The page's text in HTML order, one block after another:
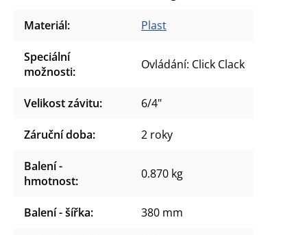
Materiál: Plast
Speciální
možnosti: Ovládání: Click Clack
Velikost závitu: 6/4"
Záruční doba: 2 roky
Balení -
hmotnost: 0.870 kg
Balení - šířka: 380 mm